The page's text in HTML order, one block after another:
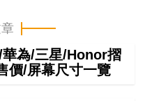
華為/三星/Honor摺
價/屏幕尺寸一覽